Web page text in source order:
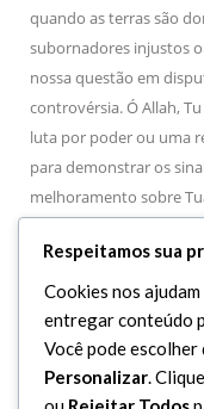
quando as terras são
subornadores injustos
nossa questão em
controvérsia. Ó Allah,
luta por poder ou uma
para demonstrar os
melhoramento sobre
prática. E se vós não
os malfeitores teriam
de extinguir a luz de
protetor. Nele
retorno.
Respeitamos sua
Cookies nos
entregar conteúdo
Você pode
Personalizar.